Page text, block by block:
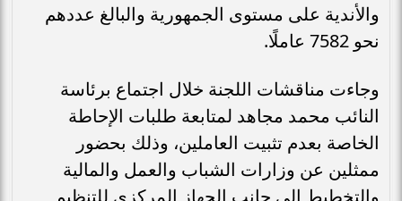
والأندية على مستوى الجمهورية والبالغ عددهم
نحو 7582 عاملًا.
وجاءت مناقشات اللجنة خلال اجتماع برئاسة
النائب محمد مجاهد لمتابعة طلبات الإحاطة
الخاصة بعدم تثبيت العاملين، وذلك بحضور
ممثلين عن وزارات الشباب والعمل والمالية
والتخطيط إلى جانب الجهاز المركزي للتنظيم